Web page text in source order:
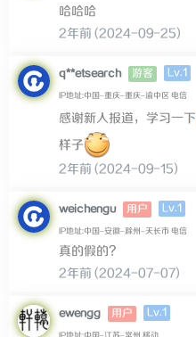
哈哈哈
2年前 (2024-09-25)
q**etsearch 游客 Lv.1
IP地址:中国–重庆–重庆–渝中区 电信
感谢新人报道，学习一下
样子
2年前 (2024-09-15)
weichengu 用户 Lv.1
IP地址:中国–安徽–滁州–天长市 电信
真的假的？
2年前 (2024-07-07)
ewengg 用户 Lv.1